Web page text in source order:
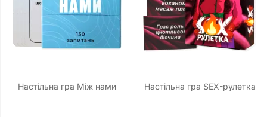
Настільна гра Між нами Настільна гра SEX-рулетка